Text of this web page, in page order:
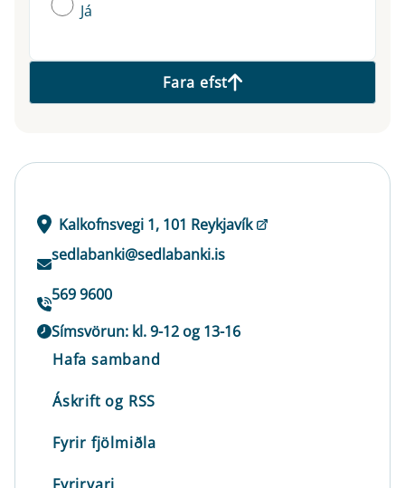
Já
Fara efst
Kalkofnsvegi 1, 101 Reykjavík
sedlabanki@sedlabanki.is
569 9600
Símsvörun: kl. 9-12 og 13-16
Hafa samband
Áskrift og RSS
Fyrir fjölmiðla
Fyrirvari